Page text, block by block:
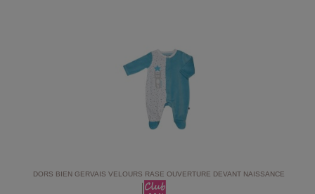
DORS BIEN GERVAIS VELOURS RASE OUVERTURE DEVANT NAISSANCE